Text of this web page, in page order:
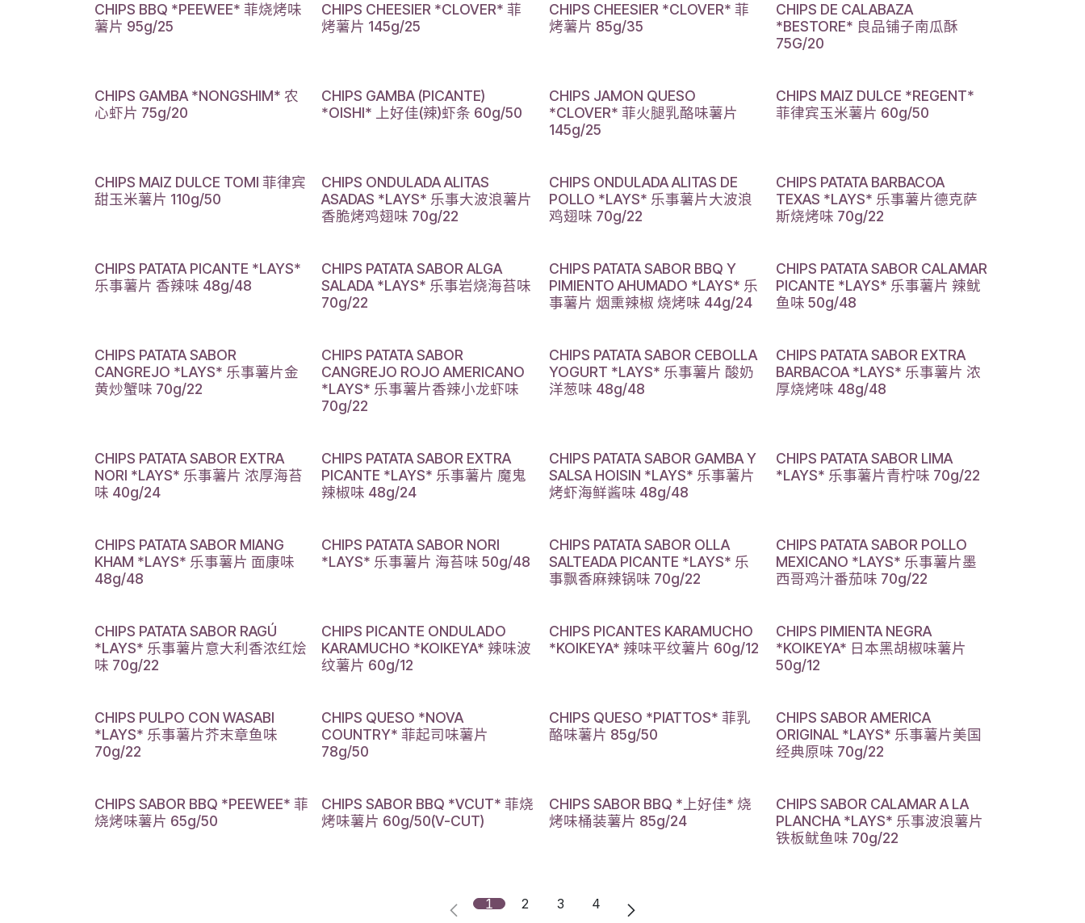
CHIPS BBQ *PEEWEE* 菲烧烤味
薯片 95g/25
CHIPS CHEESIER *CLOVER* 菲
烤薯片 145g/25
CHIPS CHEESIER *CLOVER* 菲
烤薯片 85g/35
CHIPS DE CALABAZA
*BESTORE* 良品铺子南瓜酥
75G/20
CHIPS GAMBA *NONGSHIM* 农
心虾片 75g/20
CHIPS GAMBA (PICANTE)
*OISHI* 上好佳(辣)虾条 60g/50
CHIPS JAMON QUESO
*CLOVER* 菲火腿乳酪味薯片
145g/25
CHIPS MAIZ DULCE *REGENT*
菲律宾玉米薯片 60g/50
CHIPS MAIZ DULCE TOMI 菲律宾
甜玉米薯片 110g/50
CHIPS ONDULADA ALITAS
ASADAS *LAYS* 乐事大波浪薯片
香脆烤鸡翅味 70g/22
CHIPS ONDULADA ALITAS DE
POLLO *LAYS* 乐事薯片大波浪
鸡翅味 70g/22
CHIPS PATATA BARBACOA
TEXAS *LAYS* 乐事薯片德克萨
斯烧烤味 70g/22
CHIPS PATATA PICANTE *LAYS*
乐事薯片 香辣味 48g/48
CHIPS PATATA SABOR ALGA
SALADA *LAYS* 乐事岩烧海苔味
70g/22
CHIPS PATATA SABOR BBQ Y
PIMIENTO AHUMADO *LAYS* 乐
事薯片 烟熏辣椒 烧烤味 44g/24
CHIPS PATATA SABOR CALAMAR
PICANTE *LAYS* 乐事薯片 辣鱿
鱼味 50g/48
CHIPS PATATA SABOR
CANGREJO *LAYS* 乐事薯片金
黄炒蟹味 70g/22
CHIPS PATATA SABOR
CANGREJO ROJO AMERICANO
*LAYS* 乐事薯片香辣小龙虾味
70g/22
CHIPS PATATA SABOR CEBOLLA
YOGURT *LAYS* 乐事薯片 酸奶
洋葱味 48g/48
CHIPS PATATA SABOR EXTRA
BARBACOA *LAYS* 乐事薯片 浓
厚烧烤味 48g/48
CHIPS PATATA SABOR EXTRA
NORI *LAYS* 乐事薯片 浓厚海苔
味 40g/24
CHIPS PATATA SABOR EXTRA
PICANTE *LAYS* 乐事薯片 魔鬼
辣椒味 48g/24
CHIPS PATATA SABOR GAMBA Y
SALSA HOISIN *LAYS* 乐事薯片
烤虾海鲜酱味 48g/48
CHIPS PATATA SABOR LIMA
*LAYS* 乐事薯片青柠味 70g/22
CHIPS PATATA SABOR MIANG
KHAM *LAYS* 乐事薯片 面康味
48g/48
CHIPS PATATA SABOR NORI
*LAYS* 乐事薯片 海苔味 50g/48
CHIPS PATATA SABOR OLLA
SALTEADA PICANTE *LAYS* 乐
事飘香麻辣锅味 70g/22
CHIPS PATATA SABOR POLLO
MEXICANO *LAYS* 乐事薯片墨
西哥鸡汁番茄味 70g/22
CHIPS PATATA SABOR RAGÚ
*LAYS* 乐事薯片意大利香浓红烩
味 70g/22
CHIPS PICANTE ONDULADO
KARAMUCHO *KOIKEYA* 辣味波
纹薯片 60g/12
CHIPS PICANTES KARAMUCHO
*KOIKEYA* 辣味平纹薯片 60g/12
CHIPS PIMIENTA NEGRA
*KOIKEYA* 日本黑胡椒味薯片
50g/12
CHIPS PULPO CON WASABI
*LAYS* 乐事薯片芥末章鱼味
70g/22
CHIPS QUESO *NOVA
COUNTRY* 菲起司味薯片
78g/50
CHIPS QUESO *PIATTOS* 菲乳
酪味薯片 85g/50
CHIPS SABOR AMERICA
ORIGINAL *LAYS* 乐事薯片美国
经典原味 70g/22
CHIPS SABOR BBQ *PEEWEE* 菲
烧烤味薯片 65g/50
CHIPS SABOR BBQ *VCUT* 菲烧
烤味薯片 60g/50(V-CUT)
CHIPS SABOR BBQ *上好佳* 烧
烤味桶装薯片 85g/24
CHIPS SABOR CALAMAR A LA
PLANCHA *LAYS* 乐事波浪薯片
铁板鱿鱼味 70g/22
1 2 3 4